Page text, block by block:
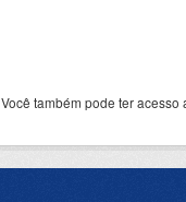
Você também pode ter